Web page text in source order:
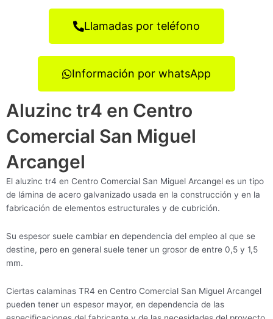
Llamadas por teléfono
Información por whatsApp
Aluzinc tr4 en Centro
Comercial San Miguel
Arcangel
El aluzinc tr4 en Centro Comercial San Miguel Arcangel es un tipo
de lámina de acero galvanizado usada en la construcción y en la
fabricación de elementos estructurales y de cubrición.
Su espesor suele cambiar en dependencia del empleo al que se
destine, pero en general suele tener un grosor de entre 0,5 y 1,5
mm.
Ciertas calaminas TR4 en Centro Comercial San Miguel Arcangel
pueden tener un espesor mayor, en dependencia de las